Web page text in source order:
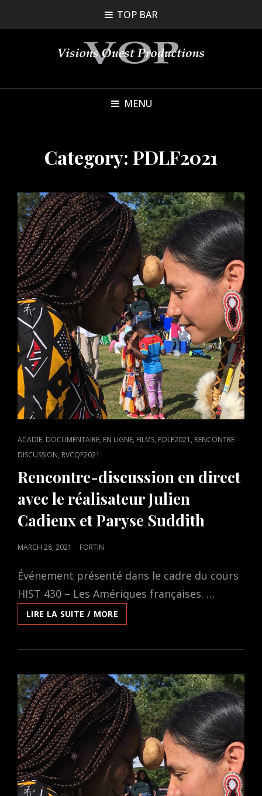
TOP BAR
MENU
Category: PDLF2021
CAT
LINKS
ACADIE, DOCUMENTAIRE, EN LIGNE, FILMS, PDLF2021 , RENCONTRE-
DISCUSSION, RVCQF2021
Rencontre-discussion en direct
avec le réalisateur Julien
Cadieux et Paryse Suddith
POSTED
MARCH 28, 2021 FORTIN
Événement présenté dans le cadre du cours
HIST 430 – Les Amériques françaises. …
LIRE LA SUITE / MORE
DISCUSSION
DIRECT
LE
RÉALISATEUR
JULIEN
CADIEUX
ET
PARYSE
SUDDITH